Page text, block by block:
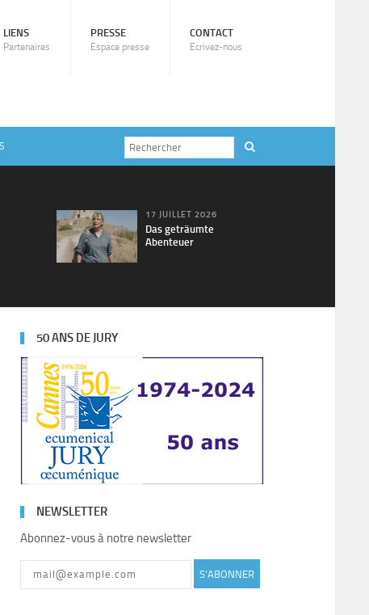
LIENS
Partenaires
PRESSE
Espace presse
CONTACT
Ecrivez-nous
17 JUILLET 2026
Das geträumte
Abenteuer
50 ANS DE JURY
NEWSLETTER
Abonnez-vous à notre newsletter
S'ABONNER